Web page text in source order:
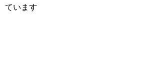
ています